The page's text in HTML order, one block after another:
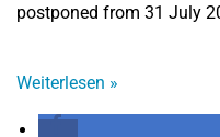
postponed from 31 July
Weiterlesen »